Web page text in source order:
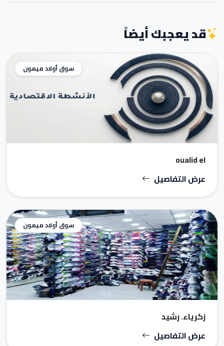
قد يعجبك أيضاً
سوق أولاد ميمون
oualid el
عرض التفاصيل
سوق أولاد ميمون
زكرياء. رشيد
عرض التفاصيل